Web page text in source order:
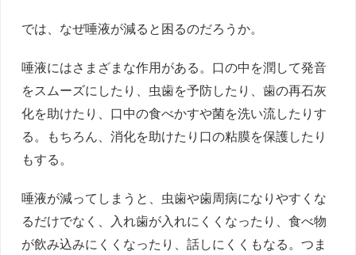
では、なぜ唾液が減ると困るのだろうか。
唾液にはさまざまな作用がある。口の中を潤して発音
をスムーズにしたり、虫歯を予防したり、歯の再石灰
化を助けたり、口中の食べかすや菌を洗い流したりす
る。もちろん、消化を助けたり口の粘膜を保護したり
もする。
唾液が減ってしまうと、虫歯や歯周病になりやすくな
るだけでなく、入れ歯が入れにくくなったり、食べ物
が飲み込みにくくなったり、話しにくくもなる。つま